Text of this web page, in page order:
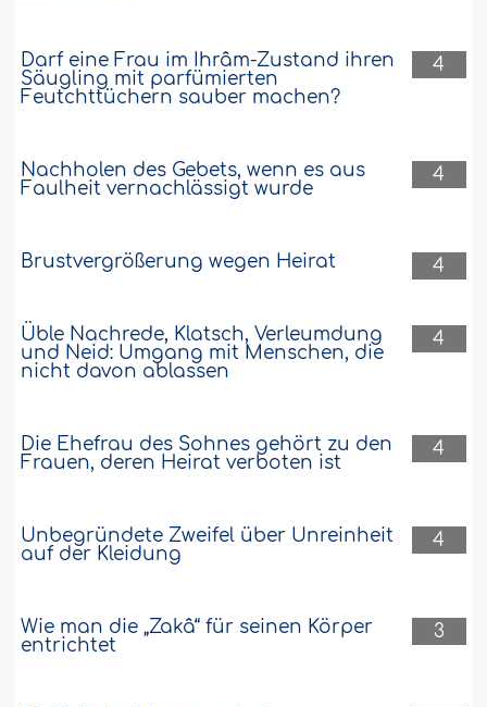
4
Darf eine Frau im Ihrâm-Zustand ihren
Säugling mit parfümierten
Feutchttüchern sauber machen?
4
Nachholen des Gebets, wenn es aus
Faulheit vernachlässigt wurde
4
Brustvergrößerung wegen Heirat
4
Üble Nachrede, Klatsch, Verleumdung
und Neid: Umgang mit Menschen, die
nicht davon ablassen
4
Die Ehefrau des Sohnes gehört zu den
Frauen, deren Heirat verboten ist
4
Unbegründete Zweifel über Unreinheit
auf der Kleidung
3
Wie man die „Zakâ“ für seinen Körper
entrichtet